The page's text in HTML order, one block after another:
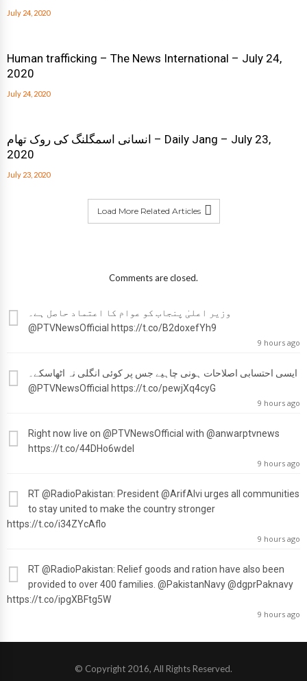
July 24, 2020
Human trafficking – The News International – July 24,
2020
July 24, 2020
انسانی اسمگلنگ کی روک تھام – Daily Jang – July 23,
2020
July 23, 2020
Load More Related Articles
Comments are closed.
وزیر اعلیٰ پنجاب کو عوام کا اعتماد حاصل ہے۔
@PTVNewsOfficial https://t.co/B2doxefYh9
9 hours ago
ایسی احتسابی اصلاحات ہونی چاہیے جس پر کوئی انگلی نہ اٹھاسکے۔
@PTVNewsOfficial https://t.co/pewjXq4cyG
9 hours ago
Right now live on @PTVNewsOfficial with @anwarptvnews
https://t.co/44DHo6wdel
9 hours ago
RT@RadioPakistan: President@ArifAlvi urges all communities
to stay united to make the country stronger
https://t.co/i34ZYcAflo
9 hours ago
RT@RadioPakistan: Relief goods and ration have also been
provided to over 400 families. @PakistanNavy@dgprPaknavy
https://t.co/ipgXBFtg5W
9 hours ago
© Copyright 2016, All Rights Reserved.